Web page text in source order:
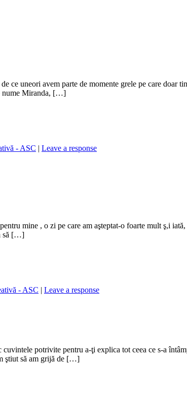
ce uneori avem parte de momente grele pe care doar
nume Miranda, […]
- ASC | Leave a response
mine , o zi pe care am aşteptat-o foarte mult ş,i
să […]
- ASC | Leave a response
potrivite pentru a-ţi explica tot ceea ce s-a
ştiut să am grijă de […]